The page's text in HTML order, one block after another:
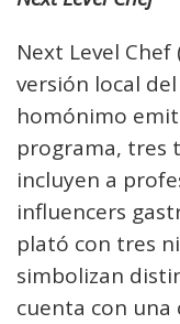
Next Level
versión local
homónimo
programa, tres
incluyen a
influencers
plató con tres
simbolizan
cuenta con